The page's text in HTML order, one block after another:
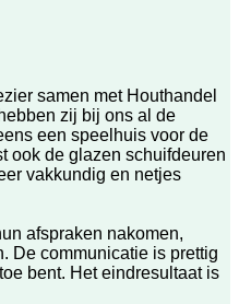
samen met Houthandel
zij bij ons al de
een speelhuis voor de
ook de glazen schuifdeuren
vakkundig en netjes
afspraken nakomen,
De communicatie is prettig
bent. Het eindresultaat is